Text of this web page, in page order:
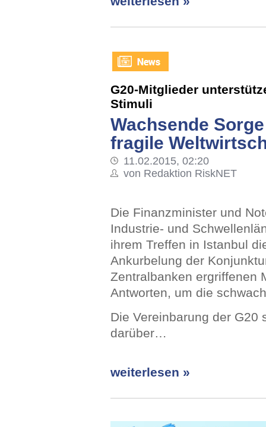
G20-Mitglieder
Stimuli
Wachsende
fragile
11.02.2015, 02:20
von Redaktion RiskNET
Die Finanzminister und
Industrie- und
ihrem Treffen in Istanbul
Ankurbelung der
Zentralbanken ergriffenen
Antworten, um die
Die Vereinbarung der G20
darüber…
weiterlesen »